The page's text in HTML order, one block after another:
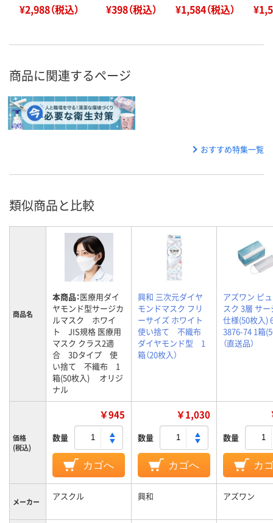
¥2,988（税込） ¥398（税込） ¥1,584（税込）
商品に関連するページ
おすすめ特集一覧
類似商品と比較
商品名
本商品：医療用ダイ
ヤモンド型サージカ
ルマスク ホワイ
ト JIS規格 医療用
マスク クラス2適
合 3Dタイプ 使
い捨て 不織布 1
箱(50枚入) オリジ
ナル
興和 三次元ダイヤ
モンドマスク フリ
ーサイズ ホワイト
使い捨て 不織布
ダイヤモンド型 1
箱（20枚入）
アズワン ピ
スク 3層 サ
仕様(50枚入)
3876-74 1箱
（直送品）
価格
(税込)
￥945
数量
カゴへ
￥1,030
数量
カゴへ
数量
カ
メーカー アスクル 興和 アズワン